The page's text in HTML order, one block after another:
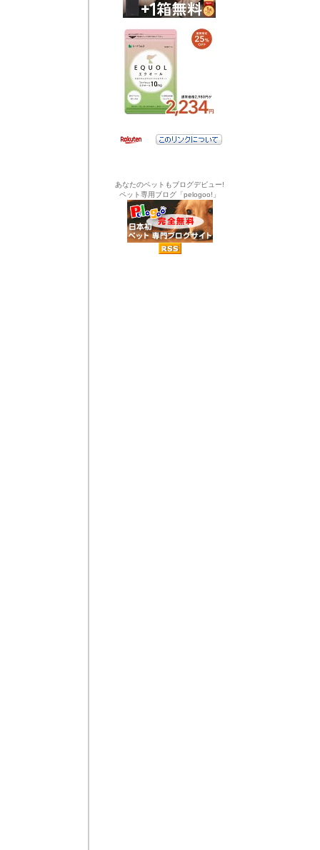
あなたのペットもブログデビュー!
ペット専用ブログ「pelogoo!」